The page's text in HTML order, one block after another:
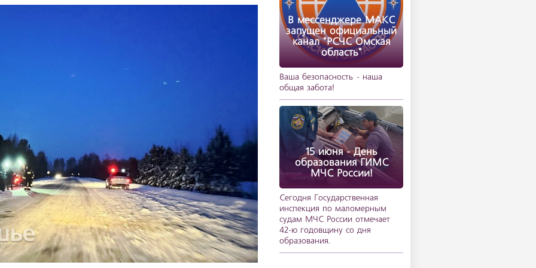
В мессенджере МАКС
запущен официальный
канал "РСЧС Омская
область"
Ваша безопасность - наша
общая забота!
15 июня - День
образования ГИМС
МЧС России!
Сегодня Государственная
инспекция по маломерным
судам МЧС России отмечает
42-ю годовщину со дня
образования.